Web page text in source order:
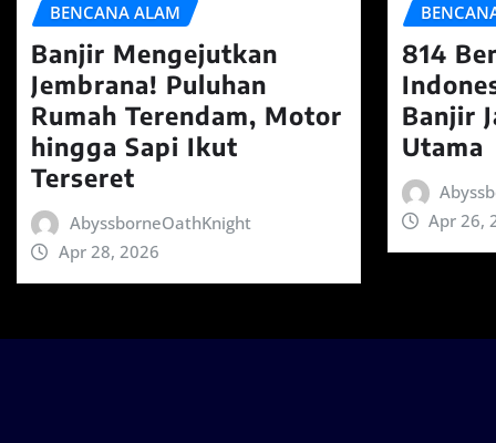
BENCANA ALAM
Banjir Mengejutkan
Jembrana! Puluhan
Rumah Terendam, Motor
hingga Sapi Ikut
Terseret
AbyssborneOathKnight
Apr 28, 2026
814
Banjir
Utama
Apr 26,